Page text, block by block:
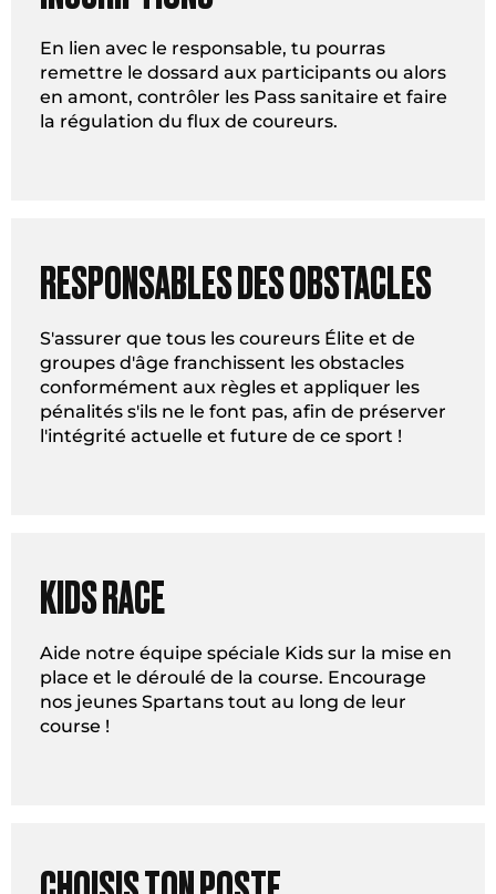
En lien avec le responsable, tu pourras
remettre le dossard aux participants ou alors
en amont, contrôler les Pass sanitaire et faire
la régulation du flux de coureurs.
RESPONSABLES DES OBSTACLES
S'assurer que tous les coureurs Élite et de
groupes d'âge franchissent les obstacles
conformément aux règles et appliquer les
pénalités s'ils ne le font pas, afin de préserver
l'intégrité actuelle et future de ce sport !
KIDS RACE
Aide notre équipe spéciale Kids sur la mise en
place et le déroulé de la course. Encourage
nos jeunes Spartans tout au long de leur
course !